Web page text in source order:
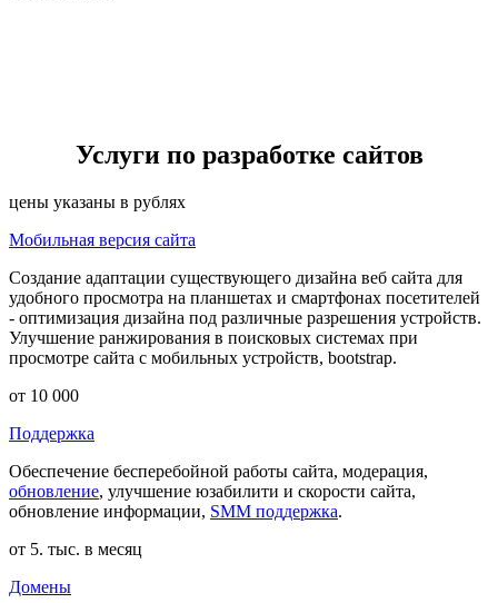
Услуги по разработке сайтов
цены указаны в рублях
Мобильная версия сайта
Создание адаптации существующего дизайна веб сайта для
удобного просмотра на планшетах и смартфонах посетителей
- оптимизация дизайна под различные разрешения устройств.
Улучшение ранжирования в поисковых системах при
просмотре сайта с мобильных устройств, bootstrap.
от 10 000
Поддержка
Обеспечение бесперебойной работы сайта, модерация,
обновление, улучшение юзабилити и скорости сайта,
обновление информации, SMM поддержка.
от 5. тыс. в месяц
Домены